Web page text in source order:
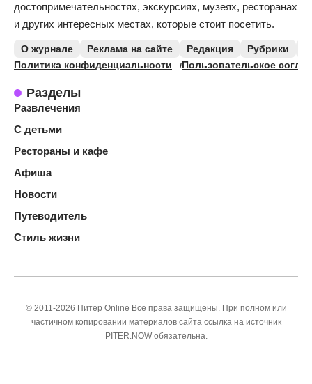
достопримечательностях, экскурсиях, музеях, ресторанах
и других интересных местах, которые стоит посетить.
О журнале Реклама на сайте Редакция Рубрики
Политика конфиденциальности
Пользовательское
Разделы
Развлечения
С детьми
Рестораны и кафе
Афиша
Новости
Путеводитель
Стиль жизни
© 2011-2026 Питер Online Все права защищены. При полном или
частичном копировании материалов сайта ссылка на источник
PITER.NOW обязательна.